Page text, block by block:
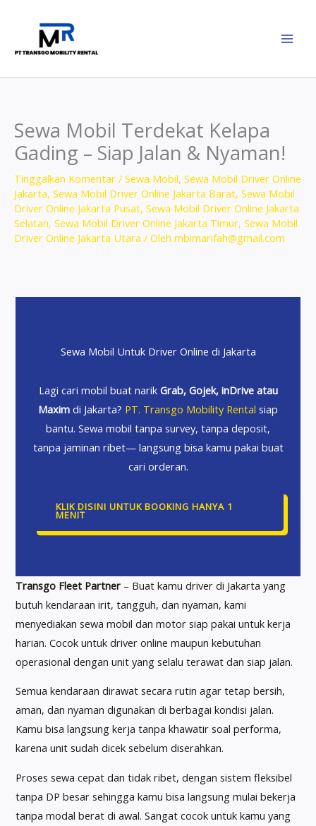
konten
Sewa Mobil Terdekat Kelapa
Gading – Siap Jalan & Nyaman!
Tinggalkan Komentar / Sewa Mobil, Sewa Mobil Driver Online
Jakarta, Sewa Mobil Driver Online Jakarta Barat, Sewa Mobil
Driver Online Jakarta Pusat, Sewa Mobil Driver Online Jakarta
Selatan, Sewa Mobil Driver Online Jakarta Timur, Sewa Mobil
Driver Online Jakarta Utara / Oleh mbimarifah@gmail.com
Sewa Mobil Untuk Driver Online di Jakarta
Lagi cari mobil buat narik Grab, Gojek, inDrive atau
Maxim di Jakarta? PT. Transgo Mobility Rental siap
bantu. Sewa mobil tanpa survey, tanpa deposit,
tanpa jaminan ribet— langsung bisa kamu pakai buat
cari orderan.
KLIK DISINI UNTUK BOOKING HANYA 1
MENIT
Transgo Fleet Partner– Buat kamu driver di Jakarta yang
butuh kendaraan irit, tangguh, dan nyaman, kami
menyediakan sewa mobil dan motor siap pakai untuk kerja
harian. Cocok untuk driver online maupun kebutuhan
operasional dengan unit yang selalu terawat dan siap jalan.
Semua kendaraan dirawat secara rutin agar tetap bersih,
aman, dan nyaman digunakan di berbagai kondisi jalan.
Kamu bisa langsung kerja tanpa khawatir soal performa,
karena unit sudah dicek sebelum diserahkan.
Proses sewa cepat dan tidak ribet, dengan sistem fleksibel
tanpa DP besar sehingga kamu bisa langsung mulai bekerja
tanpa modal berat di awal. Sangat cocok untuk kamu yang